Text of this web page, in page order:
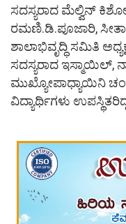
ಸದಸ್ಯರಾದ ಮೆಲ್ವಿನ್
ರಮಣಿ.ಡಿ.ಪೂಜಾರಿ,
ಶಾಲಾಭಿವೃದ್ಧಿ ಸಮಿತಿ
ಸದಸ್ಯರಾದ ಇಸ್ಮಾಯಿಲ್,
ಮುಖ್ಯೋಪಾಧ್ಯಾಯಿನಿ
ವಿದ್ಯಾರ್ಥಿಗಳು